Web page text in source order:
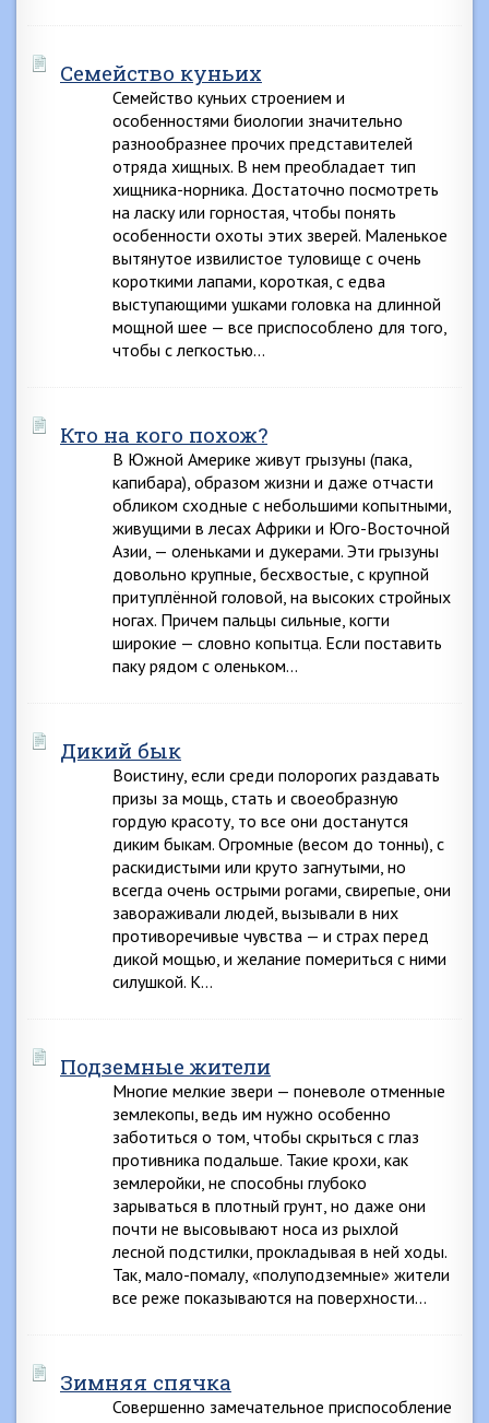
Семейство куньих
Семейство куньих строением и
особенностями биологии значительно
разнообразнее прочих представителей
отряда хищных. В нем преобладает тип
хищника-норника. Достаточно посмотреть
на ласку или горностая, чтобы понять
особенности охоты этих зверей. Маленькое
вытянутое извилистое туловище с очень
короткими лапами, короткая, с едва
выступающими ушками головка на длинной
мощной шее — все приспособлено для того,
чтобы с легкостью…
Кто на кого похож?
В Южной Америке живут грызуны (пака,
капибара), образом жизни и даже отчасти
обликом сходные с небольшими копытными,
живущими в лесах Африки и Юго-Восточной
Азии, — оленьками и дукерами. Эти грызуны
довольно крупные, бесхвостые, с крупной
притуплённой головой, на высоких стройных
ногах. Причем пальцы сильные, когти
широкие — словно копытца. Если поставить
паку рядом с оленьком…
Дикий бык
Воистину, если среди полорогих раздавать
призы за мощь, стать и своеобразную
гордую красоту, то все они достанутся
диким быкам. Огромные (весом до тонны), с
раскидистыми или круто загнутыми, но
всегда очень острыми рогами, свирепые, они
завораживали людей, вызывали в них
противоречивые чувства — и страх перед
дикой мощью, и желание помериться с ними
силушкой. К…
Подземные жители
Многие мелкие звери — поневоле отменные
землекопы, ведь им нужно особенно
заботиться о том, чтобы скрыться с глаз
противника подальше. Такие крохи, как
землеройки, не способны глубоко
зарываться в плотный грунт, но даже они
почти не высовывают носа из рыхлой
лесной подстилки, прокладывая в ней ходы.
Так, мало-помалу, «полуподземные» жители
все реже показываются на поверхности…
Зимняя спячка
Совершенно замечательное приспособление